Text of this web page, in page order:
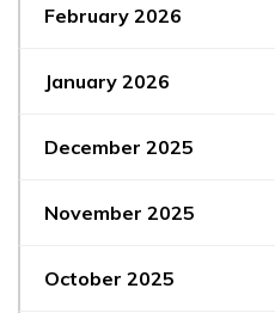
February 2026
January 2026
December 2025
November 2025
October 2025